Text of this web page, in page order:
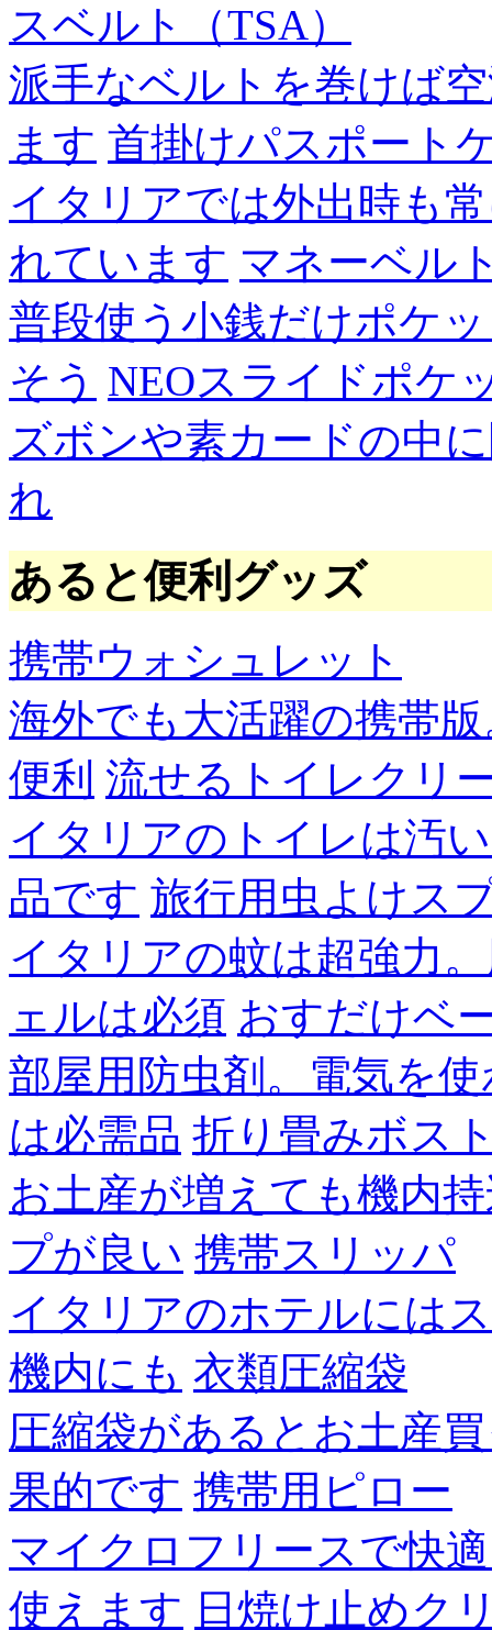
スベルト（TSA）
派手なベルトを巻けば
ます 首掛けパスポート
イタリアでは外出時も
れています マネーベル
普段使う小銭だけポケ
そう NEOスライドポケ
ズボンや素カードの中
れ
あると便利グッズ
携帯ウォシュレット
海外でも大活躍の携帯
便利 流せるトイレクリ
イタリアのトイレは汚
品です 旅行用虫よけス
イタリアの蚊は超強力
ェルは必須 おすだけベ
部屋用防虫剤。電気を
は必需品 折り畳みボス
お土産が増えても機内
プが良い 携帯スリッパ
イタリアのホテルには
機内にも 衣類圧縮袋
圧縮袋があるとお土産
果的です 携帯用ピロー
マイクロフリースで快
使えます 日焼け止めク